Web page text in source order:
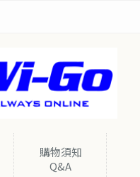
購物須知
Q&A